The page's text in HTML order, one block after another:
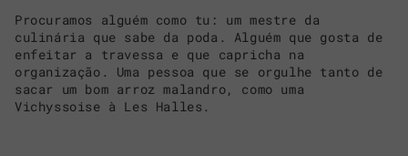
Procuramos alguém como tu: um mestre da
culinária que sabe da poda. Alguém que gosta de
enfeitar a travessa e que capricha na
organização. Uma pessoa que se orgulhe tanto de
sacar um bom arroz malandro, como uma
Vichyssoise à Les Halles.